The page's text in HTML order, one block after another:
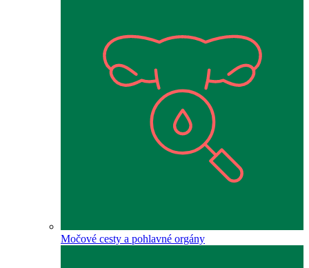
Močové cesty a pohlavné orgány